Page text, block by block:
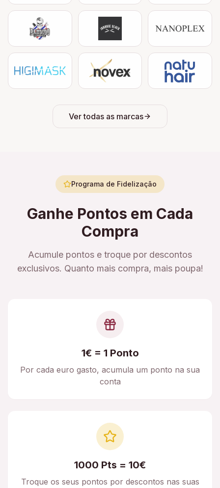
Ver todas as marcas
Programa de Fidelização
Ganhe Pontos em Cada
Compra
Acumule pontos e troque por descontos
exclusivos. Quanto mais compra, mais poupa!
1€ = 1 Ponto
Por cada euro gasto, acumula um ponto na sua
conta
1000 Pts = 10€
Troque os seus pontos por descontos nas suas